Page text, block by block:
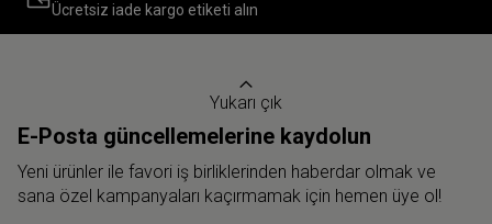
Ücretsiz iade kargo etiketi alın
Yukarı çık
E-Posta güncellemelerine kaydolun
Yeni ürünler ile favori iş birliklerinden haberdar olmak ve
sana özel kampanyaları kaçırmamak için hemen üye ol!